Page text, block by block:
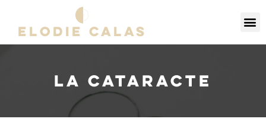
ELODIE CALAS
LA CATARACTE